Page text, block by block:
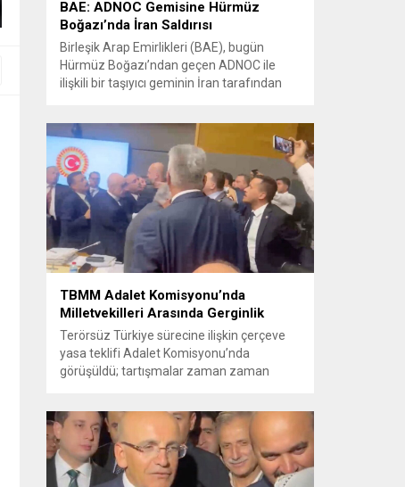
BAE: ADNOC Gemisine Hürmüz
Boğazı’nda İran Saldırısı
Birleşik Arap Emirlikleri (BAE), bugün
Hürmüz Boğazı’ndan geçen ADNOC ile
ilişkili bir taşıyıcı geminin İran tarafından
bildirirken saldırıyı kınadı ve Tahran’ı
korsanlıkla suçladı. WAM ajansının
aktardığı ilk açıklamada, ADNOC’a ait bir
geminin sabah saatlerinde hedef alındığı
belirtildi; ilerleyen dakikalarda ise BAE...
TBMM Adalet Komisyonu’nda
Milletvekilleri Arasında Gerginlik
Terörsüz Türkiye sürecine ilişkin çerçeve
yasa teklifi Adalet Komisyonu’nda
görüşüldü; tartışmalar zaman zaman
milletvekilleri arasında sözlü gerilim
yaşandı, daha sonra fiziksel arbede çıktı.
Görüşme sırasında İyi Parti ile MHP
milletvekilleri arasında söz düellosu